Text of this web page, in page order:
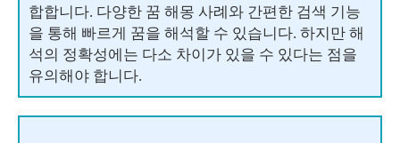
합합니다. 다양한 꿈 해몽 사례와 간편한 검색 기능
을 통해 빠르게 꿈을 해석할 수 있습니다. 하지만 해
석의 정확성에는 다소 차이가 있을 수 있다는 점을
유의해야 합니다.